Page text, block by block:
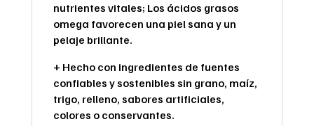
nutrientes vitales; Los ácidos grasos
omega favorecen una piel sana y un
pelaje brillante.
+ Hecho con ingredientes de fuentes
confiables y sostenibles sin grano, maíz,
trigo, relleno, sabores artificiales,
colores o conservantes.